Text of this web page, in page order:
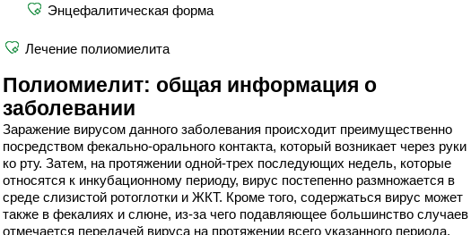
Энцефалитическая форма
Лечение полиомиелита
Полиомиелит: общая информация о
заболевании
Заражение вирусом данного заболевания происходит преимущественно
посредством фекально-орального контакта, который возникает через руки
ко рту. Затем, на протяжении одной-трех последующих недель, которые
относятся к инкубационному периоду, вирус постепенно размножается в
среде слизистой ротоглотки и ЖКТ. Кроме того, содержаться вирус может
также в фекалиях и слюне, из-за чего подавляющее большинство случаев
отмечается передачей вируса на протяжении всего указанного периода.